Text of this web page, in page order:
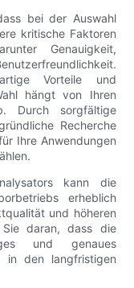
bei der Auswahl
kritische Faktoren
Genauigkeit,
Vorteile und
hängt von Ihren
Durch sorgfältige
Recherche
Ihre Anwendungen
kann die
erheblich
und höheren
Sie daran, dass die
und genaues
in den langfristigen